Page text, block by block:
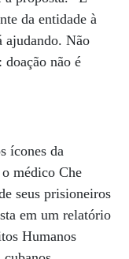
da entidade à
ajudando. Não
doação não é
ícones da
médico Che
seus prisioneiros
em um relatório
Humanos